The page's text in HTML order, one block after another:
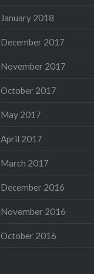
January 2018
December 2017
November 2017
October 2017
May 2017
April 2017
March 2017
December 2016
November 2016
October 2016